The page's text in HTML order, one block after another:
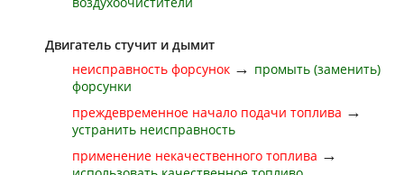
Двигатель стучит и дымит
неисправность форсунок → промыть (заменить)
форсунки
преждевременное начало подачи топлива →
устранить неисправность
применение некачественного топлива →